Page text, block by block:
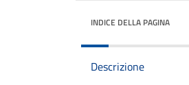
INDICE DELLA PAGINA
Descrizione